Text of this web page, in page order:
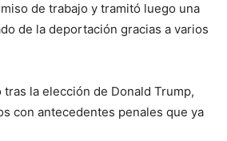
de trabajo y tramitó luego una
de la deportación gracias a varios
la elección de Donald Trump,
con antecedentes penales que ya